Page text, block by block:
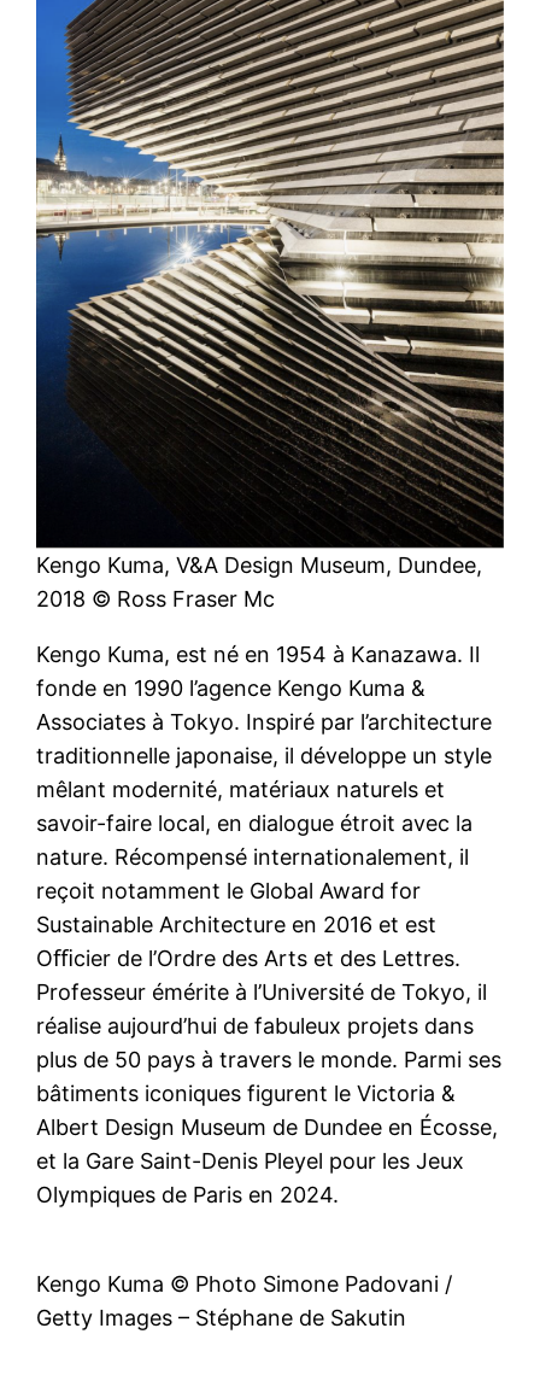
Kengo Kuma, V&A Design Museum, Dundee,
2018 © Ross Fraser Mc
Kengo Kuma, est né en 1954 à Kanazawa. Il
fonde en 1990 l’agence Kengo Kuma &
Associates à Tokyo. Inspiré par l’architecture
traditionnelle japonaise, il développe un style
mêlant modernité, matériaux naturels et
savoir-faire local, en dialogue étroit avec la
nature. Récompensé internationalement, il
reçoit notamment le Global Award for
Sustainable Architecture en 2016 et est
Oﬃcier de l’Ordre des Arts et des Lettres.
Professeur émérite à l’Université de Tokyo, il
réalise aujourd’hui de fabuleux projets dans
plus de 50 pays à travers le monde. Parmi ses
bâtiments iconiques figurent le Victoria &
Albert Design Museum de Dundee en Écosse,
et la Gare Saint-Denis Pleyel pour les Jeux
Olympiques de Paris en 2024.
Kengo Kuma © Photo Simone Padovani /
Getty Images – Stéphane de Sakutin